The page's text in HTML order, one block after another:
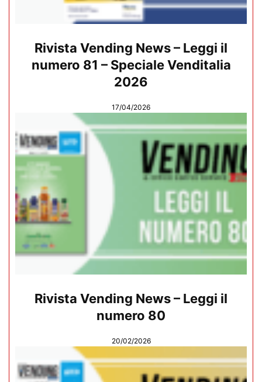
Rivista Vending News – Leggi il
numero 81 – Speciale Venditalia
2026
17/04/2026
Rivista Vending News – Leggi il
numero 80
20/02/2026